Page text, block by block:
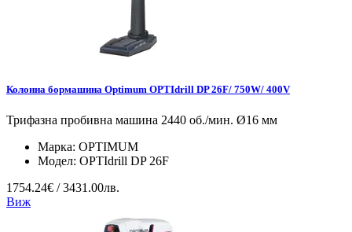
Колонна бормашина Optimum OPTIdrill DP 26F/ 750W/ 400V
Трифазна пробивна машина 2440 об./мин. Ø16 мм
Марка: OPTIMUM
Модел: OPTIdrill DP 26F
1754.24€ / 3431.00лв.
Виж